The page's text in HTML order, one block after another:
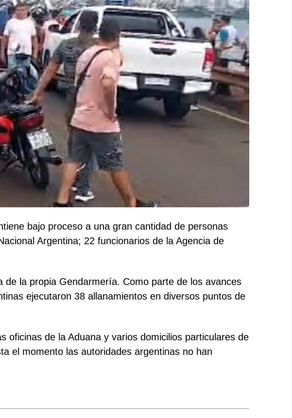
bajo proceso a una gran cantidad de personas
Argentina; 22 funcionarios de la Agencia de
la propia Gendarmería. Como parte de los avances
ejecutaron 38 allanamientos en diversos puntos de
oficinas de la Aduana y varios domicilios particulares de
el momento las autoridades argentinas no han